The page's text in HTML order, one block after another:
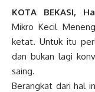
KOTA BEKASI,
Mikro Kecil
ketat. Untuk itu
dan bukan lagi
saing.
Berangkat dari hal